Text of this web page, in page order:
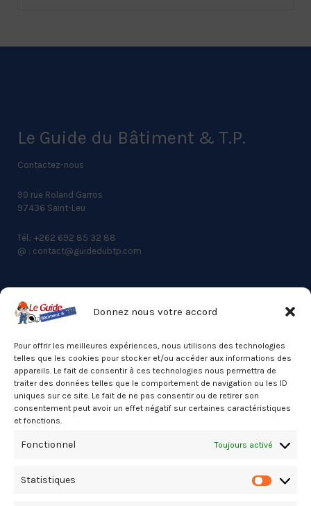
Donnez nous votre accord
Pour offrir les meilleures expériences, nous utilisons des technologies
telles que les cookies pour stocker et/ou accéder aux informations des
appareils. Le fait de consentir à ces technologies nous permettra de
traiter des données telles que le comportement de navigation ou les ID
uniques sur ce site. Le fait de ne pas consentir ou de retirer son
consentement peut avoir un effet négatif sur certaines caractéristiques
et fonctions.
Fonctionnel Toujours activé
Statistiques
Le Guide du Bâtiment & T.P.
Contactez-nous
90 rue Roland Garros
97436 Saint-Leu
Tél.: +262 692 85 32 88
@ : contact@guidedubtp.com
ACCES RAPIDE
Actualités du BTP
Annuaire
Besoin d’un professionnel ?
Mentions légales
Politique de cookies (UE)